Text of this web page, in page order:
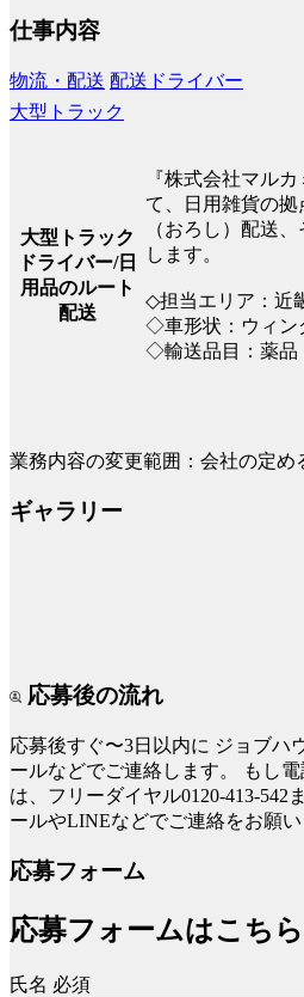
仕事内容
物流・配送 配送ドライバー
大型トラック
大型トラック
ドライバー/日
用品のルート
配送
『株式会社マル
て、日用雑貨の
（おろし）配送
します。
◇担当エリア：近
◇車形状：ウィン
◇輸送品目：薬品
業務内容の変更範囲：会社の定め
ギャラリー
応募後の流れ
応募後すぐ〜3日以内に ジョブハ
ールなどでご連絡します。
もし
は、フリーダイヤル0120-413-542
ールやLINEなどでご連絡をお願い
応募フォーム
応募フォームはこちら
氏名 必須